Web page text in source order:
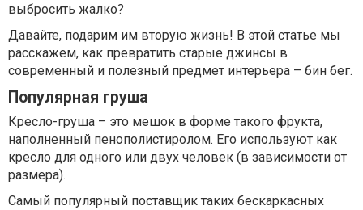
выбросить жалко?
Давайте, подарим им вторую жизнь! В этой статье мы
расскажем, как превратить старые джинсы в
современный и полезный предмет интерьера – бин бег.
Популярная груша
Кресло-груша – это мешок в форме такого фрукта,
наполненный пенополистиролом. Его используют как
кресло для одного или двух человек (в зависимости от
размера).
Самый популярный поставщик таких бескаркасных